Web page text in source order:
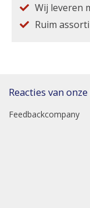
Wij leveren
Ruim
Reacties van
Feedbackcompany